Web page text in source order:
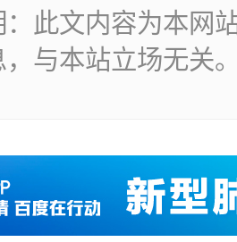
：此文内容为本网
，与本站立场无关